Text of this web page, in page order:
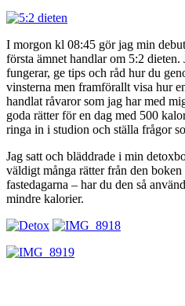
I morgon kl 08:45 gör jag min
första ämnet handlar om 5:2
fungerar, ge tips och råd hur du
vinsterna men framförallt visa hur
handlat råvaror som jag har med
goda rätter för en dag med 500
ringa in i studion och ställa frågor
Jag satt och bläddrade i min
väldigt många rätter från den boken
fastedagarna – har du den så
mindre kalorier.